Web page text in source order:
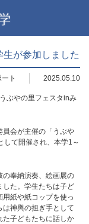
が参加しました
ト 2025.05.10
ぶやの里フェスタinみ
員会が主催の「うぶや
して開催され、本学1～
の奉納演奏、絵画展の
した。学生たちは子ど
用紙や紙コップを使っ
神輿の担ぎ手として
た子どもたちに話しか